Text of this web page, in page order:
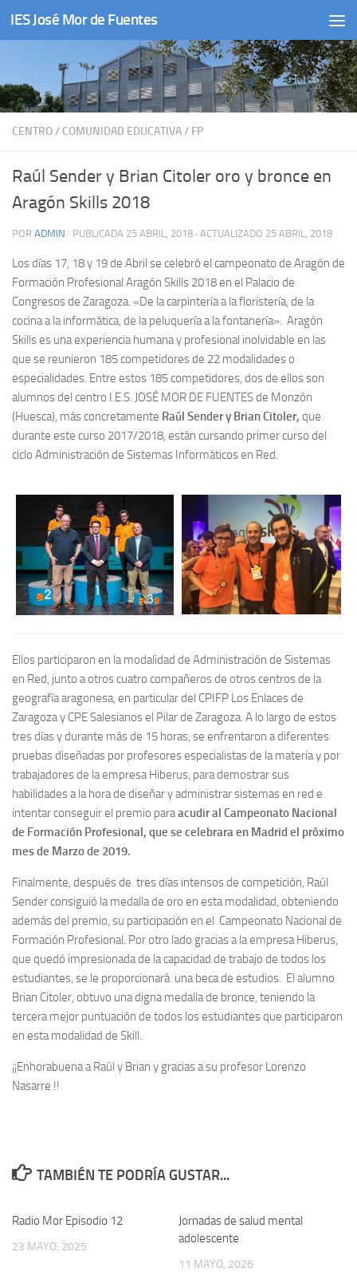
Saltar al contenido
IES José Mor de Fuentes
CENTRO/ COMUNIDAD EDUCATIVA/ FP
Raúl Sender y Brian Citoler oro y bronce en
Aragón Skills 2018
POR ADMIN · PUBLICADA 25 ABRIL, 2018 · ACTUALIZADO 25 ABRIL, 2018
Los días 17, 18 y 19 de Abril se celebró el campeonato de Aragón de
Formación Profesional Aragón Skills 2018 en el Palacio de
Congresos de Zaragoza. «De la carpintería a la floristería, de la
cocina a la informática, de la peluquería a la fontanería». Aragón
Skills es una experiencia humana y profesional inolvidable en las
que se reunieron 185 competidores de 22 modalidades o
especialidades. Entre estos 185 competidores, dos de ellos son
alumnos del centro I.E.S. JOSÉ MOR DE FUENTES de Monzón
(Huesca), más concretamente Raúl Sender y Brian Citoler, que
durante este curso 2017/2018, están cursando primer curso del
ciclo Administración de Sistemas Informáticos en Red.
Ellos participaron en la modalidad de Administración de Sistemas
en Red, junto a otros cuatro compañeros de otros centros de la
geografía aragonesa, en particular del CPIFP Los Enlaces de
Zaragoza y CPE Salesianos el Pilar de Zaragoza. A lo largo de estos
tres días y durante más de 15 horas, se enfrentaron a diferentes
pruebas diseñadas por profesores especialistas de la materia y por
trabajadores de la empresa Hiberus, para demostrar sus
habilidades a la hora de diseñar y administrar sistemas en red e
intentar conseguir el premio paraacudir al Campeonato Nacional
de Formación Profesional, que se celebrara en Madrid el próximo
mes de Marzo de 2019.
Finalmente, después de tres días intensos de competición, Raúl
Sender consiguió la medalla de oro en esta modalidad, obteniendo
además del premio, su participación en el Campeonato Nacional de
Formación Profesional. Por otro lado gracias a la empresa Hiberus,
que quedó impresionada de la capacidad de trabajo de todos los
estudiantes, se le proporcionará una beca de estudios. El alumno
Brian Citoler, obtuvo una digna medalla de bronce, teniendo la
tercera mejor puntuación de todos los estudiantes que participaron
en esta modalidad de Skill.
¡¡Enhorabuena a Raúl y Brian y gracias a su profesor Lorenzo
Nasarre !!
TAMBIÉN TE PODRÍA GUSTAR...
Radio Mor Episodio 12
23 MAYO, 2025
Jornadas de salud mental
adolescente
11 MAYO, 2026